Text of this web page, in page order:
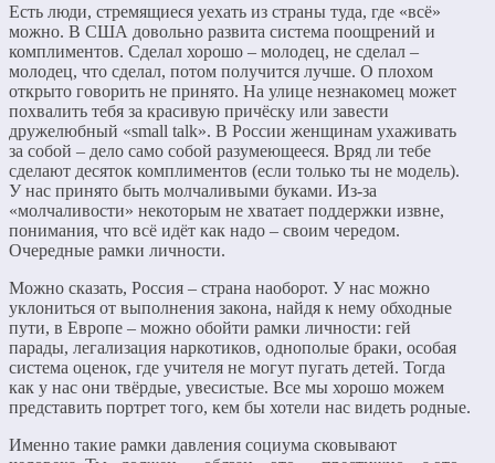
Есть люди, стремящиеся уехать из страны туда, где «всё»
можно. В США довольно развита система поощрений и
комплиментов. Сделал хорошо – молодец, не сделал –
молодец, что сделал, потом получится лучше. О плохом
открыто говорить не принято. На улице незнакомец может
похвалить тебя за красивую причёску или завести
дружелюбный «small talk». В России женщинам ухаживать
за собой – дело само собой разумеющееся. Вряд ли тебе
сделают десяток комплиментов (если только ты не модель).
У нас принято быть молчаливыми буками. Из-за
«молчаливости» некоторым не хватает поддержки извне,
понимания, что всё идёт как надо – своим чередом.
Очередные рамки личности.
Можно сказать, Россия – страна наоборот. У нас можно
уклониться от выполнения закона, найдя к нему обходные
пути, в Европе – можно обойти рамки личности: гей
парады, легализация наркотиков, однополые браки, особая
система оценок, где учителя не могут пугать детей. Тогда
как у нас они твёрдые, увесистые. Все мы хорошо можем
представить портрет того, кем бы хотели нас видеть родные.
Именно такие рамки давления социума сковывают